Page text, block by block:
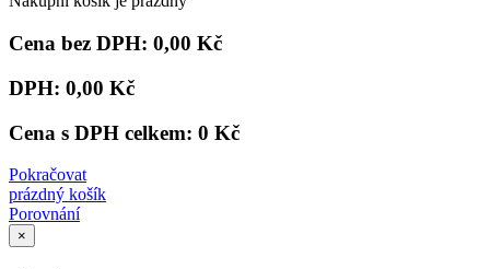
Cena bez DPH: 0,00 Kč
DPH: 0,00 Kč
Cena s DPH celkem: 0 Kč
Pokračovat
prázdný košík
Porovnání
×